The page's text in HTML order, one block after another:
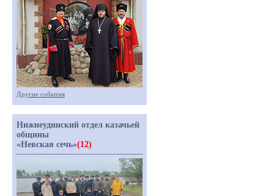
Другие события
Нижнеудинский отдел казачьей
общины
«Невская сечь»(12)